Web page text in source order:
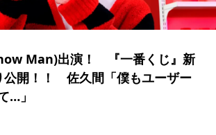
Man)出演！ 『⼀番くじ』新
公開！！ 佐久間「僕もユーザー
…」